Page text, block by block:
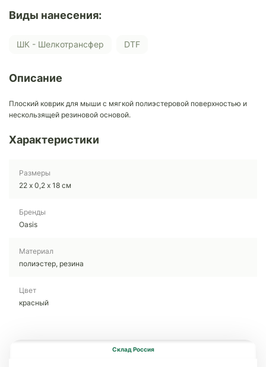
Виды нанесения:
ШК - Шелкотрансфер DTF
Описание
Плоский коврик для мыши с мягкой полиэстеровой поверхностью и
нескользящей резиновой основой.
Характеристики
Размеры
22 х 0,2 х 18 см
Бренды
Oasis
Материал
полиэстер, резина
Цвет
красный
Склад Россия